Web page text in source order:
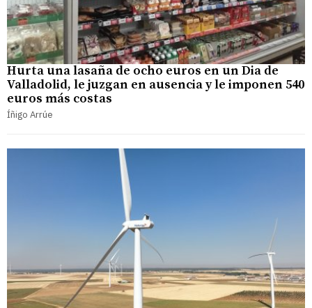
Hurta una lasaña de ocho euros en un Dia de
Valladolid, le juzgan en ausencia y le imponen 540
euros más costas
Íñigo Arrúe